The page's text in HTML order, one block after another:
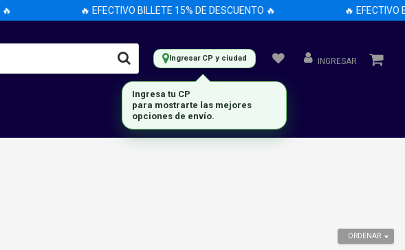
🔥 EFECTIVO BILLETE 15% DE DESCUENTO 🔥 🔥 EFECTIVO
Ingresar CP y ciudad INGRESAR
ORDENAR
Ingresa tu CP
para mostrarte las mejores
opciones de envío.